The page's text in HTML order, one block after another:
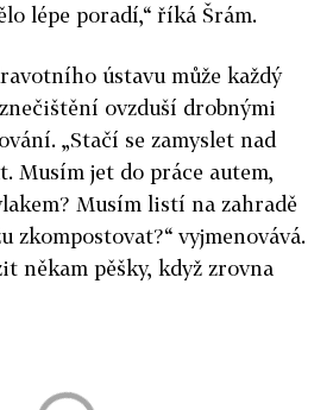
lépe poradí,“ říká Šrám.
ústavu může každý
ovzduší drobnými
„Stačí se zamyslet nad
Musím jet do práce autem,
Musím listí na zahradě
zkompostovat?“ vyjmenovává.
někam pěšky, když zrovna